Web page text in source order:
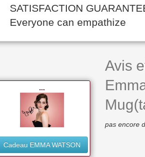
SATISFACTION
Everyone can empathize
...
Cadeau EMMA WATSON
Avis
pas encore